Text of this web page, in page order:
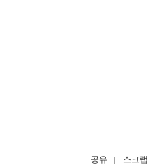
공유 스크랩